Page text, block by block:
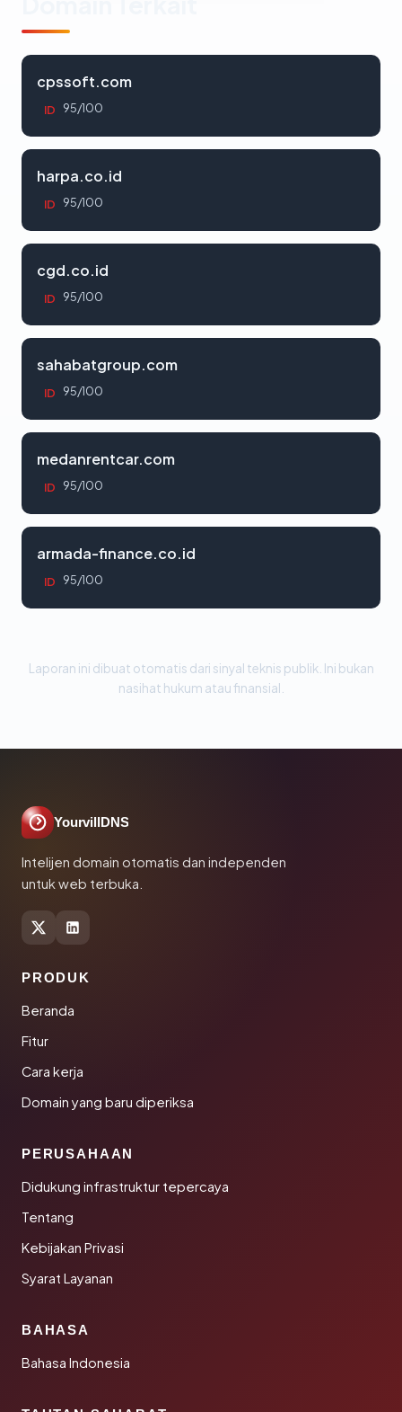
cpssoft.com
ID 95/100
harpa.co.id
ID 95/100
cgd.co.id
ID 95/100
sahabatgroup.com
ID 95/100
medanrentcar.com
ID 95/100
armada-finance.co.id
ID 95/100
Laporan ini dibuat otomatis dari sinyal teknis publik. Ini bukan
nasihat hukum atau finansial.
YourvillDNS
Intelijen domain otomatis dan independen
untuk web terbuka.
PRODUK
Beranda
Fitur
Cara kerja
Domain yang baru diperiksa
PERUSAHAAN
Didukung infrastruktur tepercaya
Tentang
Kebijakan Privasi
Syarat Layanan
BAHASA
Bahasa Indonesia